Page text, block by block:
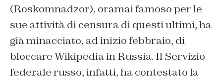
(Roskomnadzor), oramai famoso per le
sue attività di censura di questi ultimi, ha
già minacciato, ad inizio febbraio, di
bloccare Wikipedia in Russia. Il Servizio
federale russo, infatti, ha contestato la